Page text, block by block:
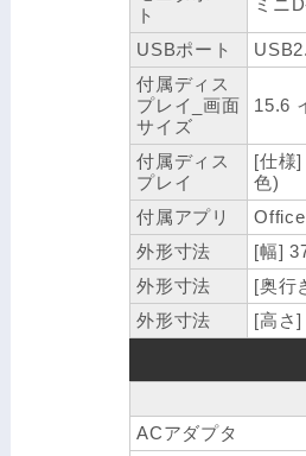
ト
ミニ
USBポート
付属ディス
プレイ_画面
サイズ
15.6
付属ディス
プレイ
[仕様
色)
付属アプリ
外形寸法
[幅]
外形寸法
[奥行
外形寸法
[高さ
ACアダプタ